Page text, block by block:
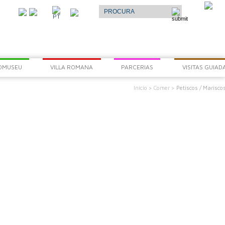
Select Language
PT
VILLA ROMANA PARCERIAS VISITAS
Início > Comer > Petiscos /